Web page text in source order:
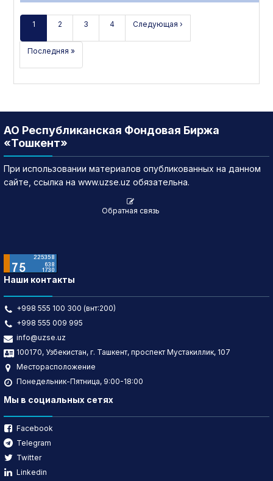
1 2 3 4 Следующая ›
Последняя »
АО Республиканская Фондовая Биржа
«Тошкент»
При использовании материалов опубликованных на данном
сайте, ссылка на www.uzse.uz обязательна.
Обратная связь
Наши контакты
+998 555 100 300 (внт:200)
+998 555 009 995
info@uzse.uz
100170, Узбекистан, г. Ташкент, проспект Мустакиллик, 107
Месторасположение
Понедельник-Пятница, 9:00-18:00
Мы в социальных сетях
Facebook
Telegram
Twitter
Linkedin